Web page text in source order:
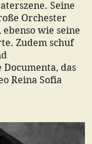
Seine
Orchester
wie seine
Zudem schuf
das
Reina Sofia